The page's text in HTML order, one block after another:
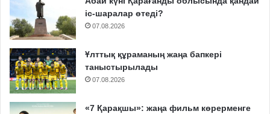
іс-шаралар өтеді?
07.08.2026
Ұлттық құраманың жаңа бапкері
таныстырылады
07.08.2026
«7 Қарақшы»: жаңа фильм көрерменге